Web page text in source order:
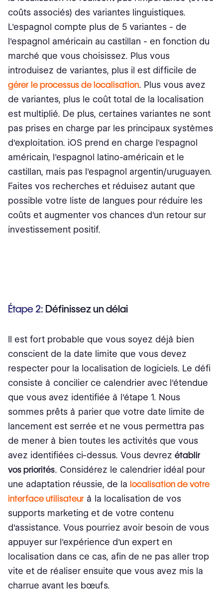
coûts associés) des variantes linguistiques.
L'espagnol compte plus de 5 variantes - de
l'espagnol américain au castillan - en fonction du
marché que vous choisissez. Plus vous
introduisez de variantes, plus il est difficile de
gérer le processus de localisation. Plus vous avez
de variantes, plus le coût total de la localisation
est multiplié. De plus, certaines variantes ne sont
pas prises en charge par les principaux systèmes
d'exploitation. iOS prend en charge l'espagnol
américain, l'espagnol latino-américain et le
castillan, mais pas l'espagnol argentin/uruguayen.
Faites vos recherches et réduisez autant que
possible votre liste de langues pour réduire les
coûts et augmenter vos chances d'un retour sur
investissement positif.
Étape 2: Définissez un délai
Il est fort probable que vous soyez déjà bien
conscient de la date limite que vous devez
respecter pour la localisation de logiciels. Le défi
consiste à concilier ce calendrier avec l'étendue
que vous avez identifiée à l'étape 1. Nous
sommes prêts à parier que votre date limite de
lancement est serrée et ne vous permettra pas
de mener à bien toutes les activités que vous
avez identifiées ci-dessus. Vous devrez établir
vos priorités. Considérez le calendrier idéal pour
une adaptation réussie, de la localisation de votre
interface utilisateur à la localisation de vos
supports marketing et de votre contenu
d'assistance. Vous pourriez avoir besoin de vous
appuyer sur l'expérience d'un expert en
localisation dans ce cas, afin de ne pas aller trop
vite et de réaliser ensuite que vous avez mis la
charrue avant les bœufs.